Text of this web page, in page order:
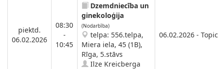
piektd.
06.02.2026
08:30
-
10:45
Dzemdniecība un
ginekoloģija
(Nodarbība)
telpa: 556.telpa,
Miera iela, 45 (1B),
Rīga, 5.stāvs
Ilze Kreicberga
06.02.2026 -